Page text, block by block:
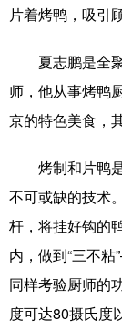
地方频道
辽宁
浙江
山东
片着烤鸭，吸引
夏志鹏是全聚
师，他从事烤鸭
京的特色美食，
烤制和片鸭是
不可或缺的技术
杆，将挂好钩的
内，做到“三不
同样考验厨师的
度可达80摄氏度